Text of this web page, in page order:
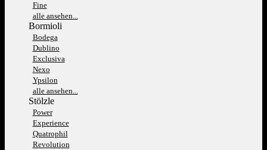
Fine
alle ansehen...
Bormioli
Bodega
Dublino
Exclusiva
Nexo
Ypsilon
alle ansehen...
Stölzle
Power
Experience
Quatrophil
Revolution